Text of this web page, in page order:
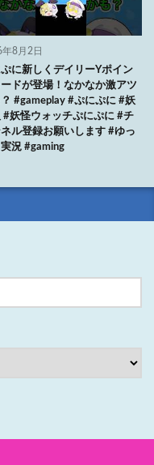
8月2日
に新しくデイリーYポイン
ードが登場！なかなか激アツ
#gameplay #ぷにぷに #妖
#妖怪ウォッチぷにぷに #チ
ネル登録お願いします #ゆっ
実況 #gaming